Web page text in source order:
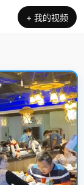
+ 我的视频